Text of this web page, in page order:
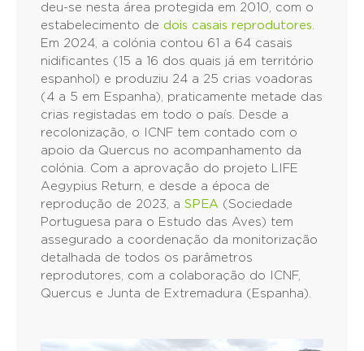
deu-se nesta área protegida em 2010, com o
estabelecimento de dois casais reprodutores
Em 2024, a colónia contou 61 a 64 casais
nidificantes (15 a 16 dos quais já em território
espanhol) e produziu 24 a 25 crias voadoras
(4 a 5 em Espanha), praticamente metade das
crias registadas em todo o país. Desde a
recolonização, o ICNF tem contado com o
apoio da Quercus no acompanhamento da
colónia. Com a aprovação do projeto LIFE
Aegypius Return, e desde a época de
reprodução de 2023, a SPEA (Sociedade
Portuguesa para o Estudo das Aves) tem
assegurado a coordenação da monitorização
detalhada de todos os parâmetros
reprodutores, com a colaboração do ICNF,
Quercus e Junta de Extremadura (Espanha).